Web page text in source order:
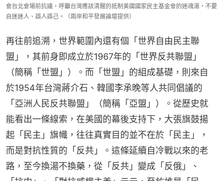
會台北會場前抗議，呼籲台灣應該清醒的抵制美國國家民主基金會的迷魂湯，不要
自迷迷人、誤人誤己。（兩岸和平發展論壇提供）
再往前追溯，世界範圍內還有個「世界自由民主聯
盟」，其前身即成立於1967年的「世界反共聯盟」
（簡稱「世盟」）。而「世盟」的組成基礎，則來自
於1954年台灣蔣介石、韓國李承晚等人共同倡議的
「亞洲人民反共聯盟」（簡稱「亞盟」）。從歷史就
能看出一條線索，在美國的幕後支持下，大張旗鼓揚
起「民主」旗幟，往往真實目的並不在於「民主」，
而是對抗性質的「反共」。這條延續自冷戰以來的老
路，至今換湯不換藥，從「反共」變成「反俄」、